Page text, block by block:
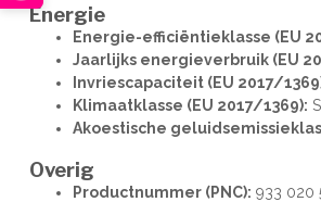
Energie
Energie-efficiëntieklasse (EU
Jaarlijks energieverbruik (EU
Invriescapaciteit (EU 2017/
Klimaatklasse (EU 2017/1369):
Akoestische
Overig
Productnummer (PNC): 933 020